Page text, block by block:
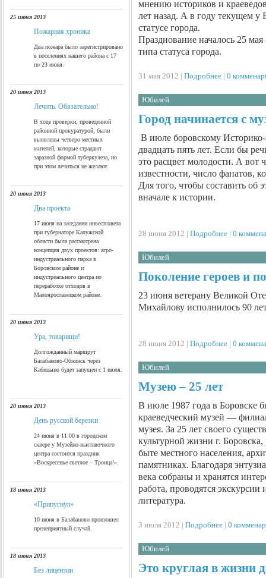
25 июня 2013
Пожарная хроника
Два пожара было зарегистрировано
в поселениях нашего района с 17
по 23 июня.
20 июня 2013
Лечить. Обязательно!
В ходе проверки, проведенной
районной прокуратурой, были
выявлены четверо местных
жителей, которые страдают
заразной формой туберкулеза, но
при этом лечиться не желают.
20 июня 2013
Два проекта
17 июня на заседании инвестсовета
при губернаторе Калужской
области была рассмотрена
концепция двух проектов: агро-
индустриального парка в
Боровском районе и
индустриального центра по
переработке отходов в
Малоярославецком районе.
20 июня 2013
Ура, товарищи!
Долгожданный маршрут
Балабаново-Обнинск через
Кабицыно будет запущен с 1 июля.
20 июня 2013
День русской березки
24 июня в 11:00 в городском
сквере у Музейно-выставочного
центра состоится праздник
«Воскресенье светлое – Троица!».
18 июня 2013
«Припугнул»
10 июня в Балабаново произошел
пренеприятный случай.
18 июня 2013
Без лицензии
мнению историков и
лет назад. А в году текущем у
статусе города.
Празднование началось 25
типа статуса города.
31 мая 2012 | Подробнее | 0
Юбилей
Город начинается с
В июле боровскому Историко-
двадцать пять лет. Если бы
это расцвет молодости. А вот
известности, число фанатов,
Для того, чтобы составить об
вначале к истории.
28 июня 2012 | Подробнее | 0
Юбилей
Поколение героев и
23 июня ветерану Великой
Михайлову исполнилось 90
28 июня 2012 | Подробнее | 0
Юбилей
Музею – 25 лет
В июле 1987 года в Боровске
краеведческий музей —
музея. За 25 лет своего
культурной жизни г.
быте местного населения,
памятниках. Благодаря
века собраны и хранятся
работа, проводятся экскурсии
литература.
3 июля 2012 | Подробнее | 0
Юбилей
Это круглая в жизни